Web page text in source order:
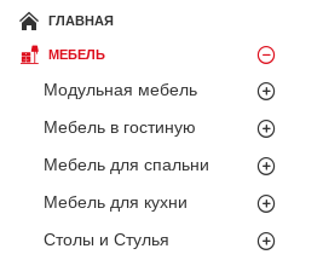
ГЛАВНАЯ
МЕБЕЛЬ
Модульная мебель
Мебель в гостиную
Мебель для спальни
Мебель для кухни
Столы и Стулья